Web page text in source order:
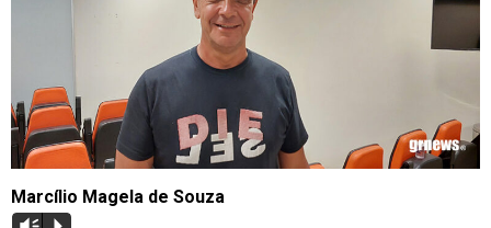
Marcílio Magela de Souza